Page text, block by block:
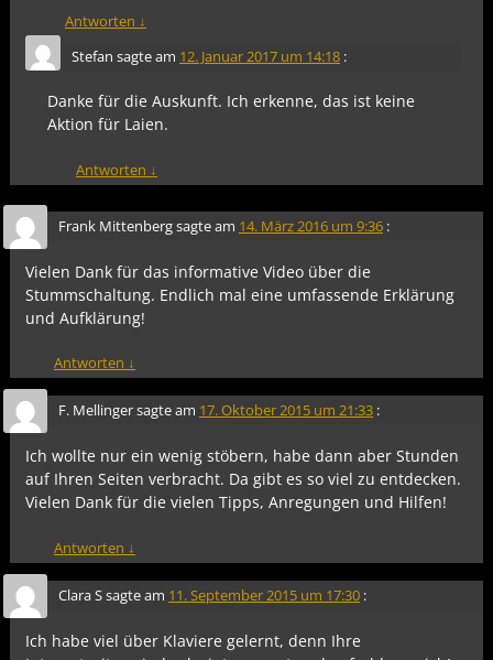
Antworten ↓
Stefan sagte am 12. Januar 2017 um 14:18 :
Danke für die Auskunft. Ich erkenne, das ist keine
Aktion für Laien.
Antworten ↓
Frank Mittenbergsagte am 14. März 2016 um 9:36 :
Vielen Dank für das informative Video über die
Stummschaltung. Endlich mal eine umfassende Erklärung
und Aufklärung!
Antworten ↓
F. Mellingersagte am 17. Oktober 2015 um 21:33 :
Ich wollte nur ein wenig stöbern, habe dann aber Stunden
auf Ihren Seiten verbracht. Da gibt es so viel zu entdecken.
Vielen Dank für die vielen Tipps, Anregungen und Hilfen!
Antworten ↓
Clara Ssagte am 11. September 2015 um 17:30 :
Ich habe viel über Klaviere gelernt, denn Ihre